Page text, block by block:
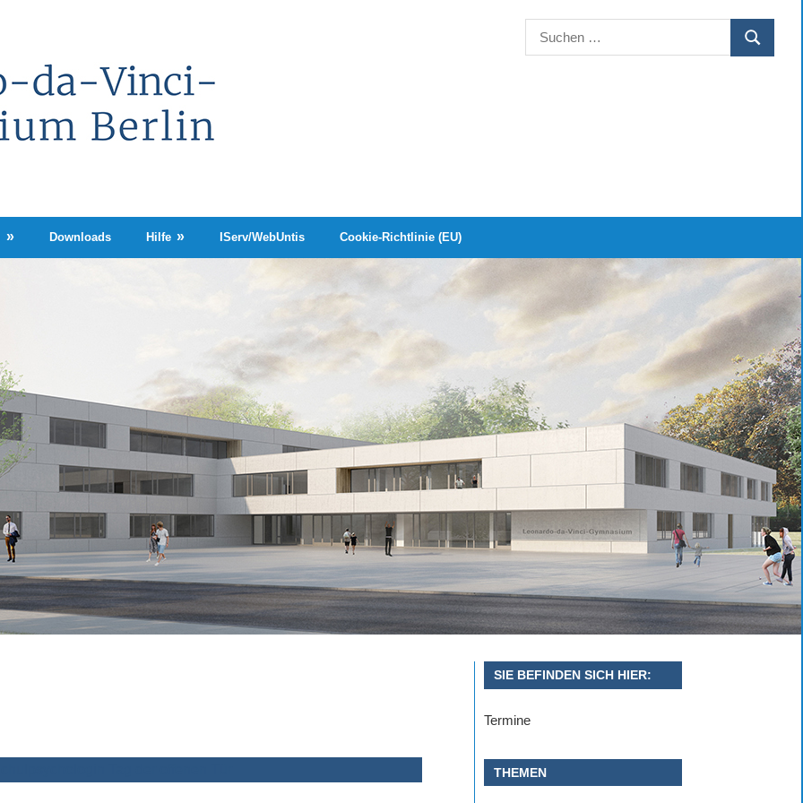
Suchen
nach:
SUCHEN
Downloads Hilfe IServ/WebUntis Cookie-Richtlinie (EU)
SIE BEFINDEN SICH HIER:
Termine
THEMEN